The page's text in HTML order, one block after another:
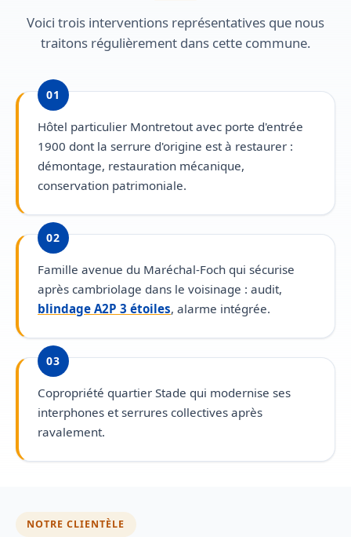
Voici trois interventions représentatives que nous
traitons régulièrement dans cette commune.
01
Hôtel particulier Montretout avec porte d'entrée
1900 dont la serrure d'origine est à restaurer :
démontage, restauration mécanique,
conservation patrimoniale.
02
Famille avenue du Maréchal-Foch qui sécurise
après cambriolage dans le voisinage : audit,
blindage A2P 3 étoiles, alarme intégrée.
03
Copropriété quartier Stade qui modernise ses
interphones et serrures collectives après
ravalement.
NOTRE CLIENTÈLE